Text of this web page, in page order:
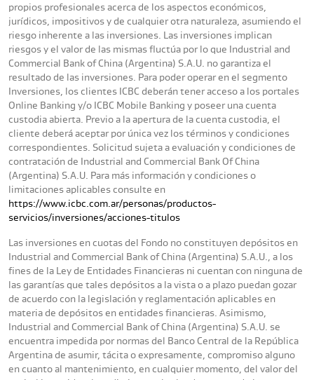
propios profesionales acerca de los aspectos económicos,
jurídicos, impositivos y de cualquier otra naturaleza, asumiendo el
riesgo inherente a las inversiones. Las inversiones implican
riesgos y el valor de las mismas fluctúa por lo que Industrial and
Commercial Bank of China (Argentina) S.A.U. no garantiza el
resultado de las inversiones. Para poder operar en el segmento
Inversiones, los clientes ICBC deberán tener acceso a los portales
Online Banking y/o ICBC Mobile Banking y poseer una cuenta
custodia abierta. Previo a la apertura de la cuenta custodia, el
cliente deberá aceptar por única vez los términos y condiciones
correspondientes. Solicitud sujeta a evaluación y condiciones de
contratación de Industrial and Commercial Bank Of China
(Argentina) S.A.U. Para más información y condiciones o
limitaciones aplicables consulte en
https://www.icbc.com.ar/personas/productos-
servicios/inversiones/acciones-titulos
Las inversiones en cuotas del Fondo no constituyen depósitos en
Industrial and Commercial Bank of China (Argentina) S.A.U., a los
fines de la Ley de Entidades Financieras ni cuentan con ninguna de
las garantías que tales depósitos a la vista o a plazo puedan gozar
de acuerdo con la legislación y reglamentación aplicables en
materia de depósitos en entidades financieras. Asimismo,
Industrial and Commercial Bank of China (Argentina) S.A.U. se
encuentra impedida por normas del Banco Central de la República
Argentina de asumir, tácita o expresamente, compromiso alguno
en cuanto al mantenimiento, en cualquier momento, del valor del